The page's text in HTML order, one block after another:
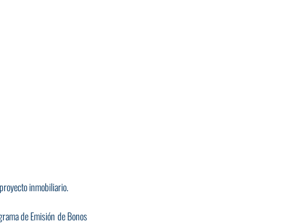
inmobiliario.
de Emisión de Bonos